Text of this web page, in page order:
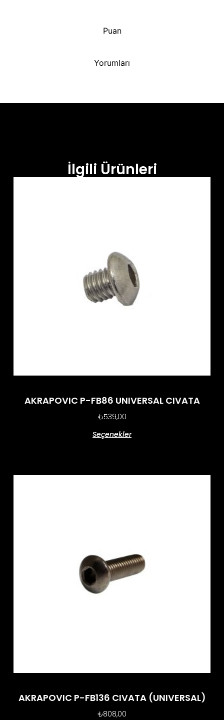
Puan
Yorumları
İlgili Ürünleri
AKRAPOVIC P-FB86 UNIVERSAL CIVATA
₺539,00
Seçenekler
AKRAPOVIC P-FB136 CIVATA (UNIVERSAL)
₺808,00